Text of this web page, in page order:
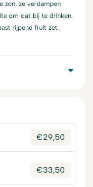
zon, ze verdampen
om dat bij te drinken.
rijpend fruit zet.
€29,50
€33,50